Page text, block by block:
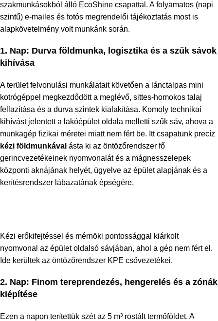
szakmunkásokból álló EcoShine csapattal. A folyamatos (napi
szintű) e-mailes és fotós megrendelői tájékoztatás most is
alapkövetelmény volt munkánk során.
1. Nap: Durva földmunka, logisztika és a szűk sávok
kihívása
A terület felvonulási munkálatait követően a lánctalpas mini
kotrógéppel megkezdődött a meglévő, sittes-homokos talaj
fellazítása és a durva szintek kialakítása. Komoly technikai
kihívást jelentett a lakóépület oldala melletti szűk sáv, ahova a
munkagép fizikai méretei miatt nem fért be. Itt csapatunk precíz
kézi földmunkával ásta ki az öntözőrendszer fő
gerincvezetékeinek nyomvonalát és a mágnesszelepek
központi aknájának helyét, ügyelve az épület alapjának és a
kerítésrendszer lábazatának épségére.
Kézi erőkifejtéssel és mérnöki pontossággal kiárkolt
nyomvonal az épület oldalsó sávjában, ahol a gép nem fért el.
Ide kerültek az öntözőrendszer KPE csővezetékei.
2. Nap: Finom tereprendezés, hengerelés és a zónák
kiépítése
Ezen a napon terítettük szét az 5 m³ rostált termőföldet. A